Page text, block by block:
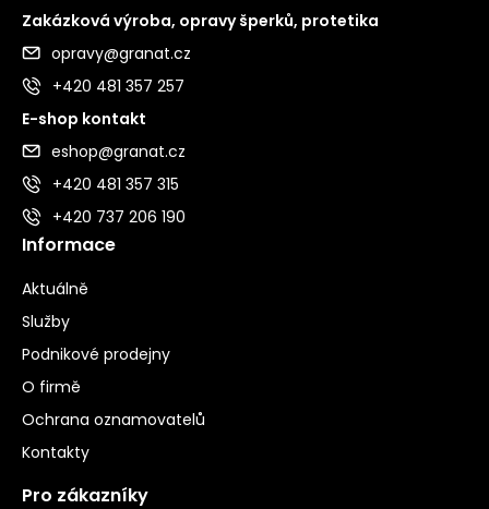
Zakázková výroba, opravy šperků, protetika
opravy@granat.cz
+420 481 357 257
E-shop kontakt
eshop@granat.cz
+420 481 357 315
+420 737 206 190
Informace
Aktuálně
Služby
Podnikové prodejny
O firmě
Ochrana oznamovatelů
Kontakty
Pro zákazníky